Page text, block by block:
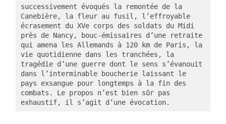
successivement évoqués la remontée de la
Canebière, la fleur au fusil, l’effroyable
écrasement du XVe corps des soldats du Midi
près de Nancy, bouc-émissaires d’une retraite
qui amena les Allemands à 120 km de Paris, la
vie quotidienne dans les tranchées, la
tragédie d’une guerre dont le sens s’évanouit
dans l’interminable boucherie laissant le
pays exsangue pour longtemps à la fin des
combats. Le propos n’est bien sûr pas
exhaustif, il s’agit d’une évocation.